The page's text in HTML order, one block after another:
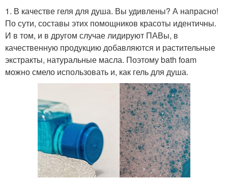
1. В качестве геля для душа. Вы удивлены? А напрасно!
По сути, составы этих помощников красоты идентичны.
И в том, и в другом случае лидируют ПАВы, в
качественную продукцию добавляются и растительные
экстракты, натуральные масла. Поэтому bath foam
можно смело использовать и, как гель для душа.